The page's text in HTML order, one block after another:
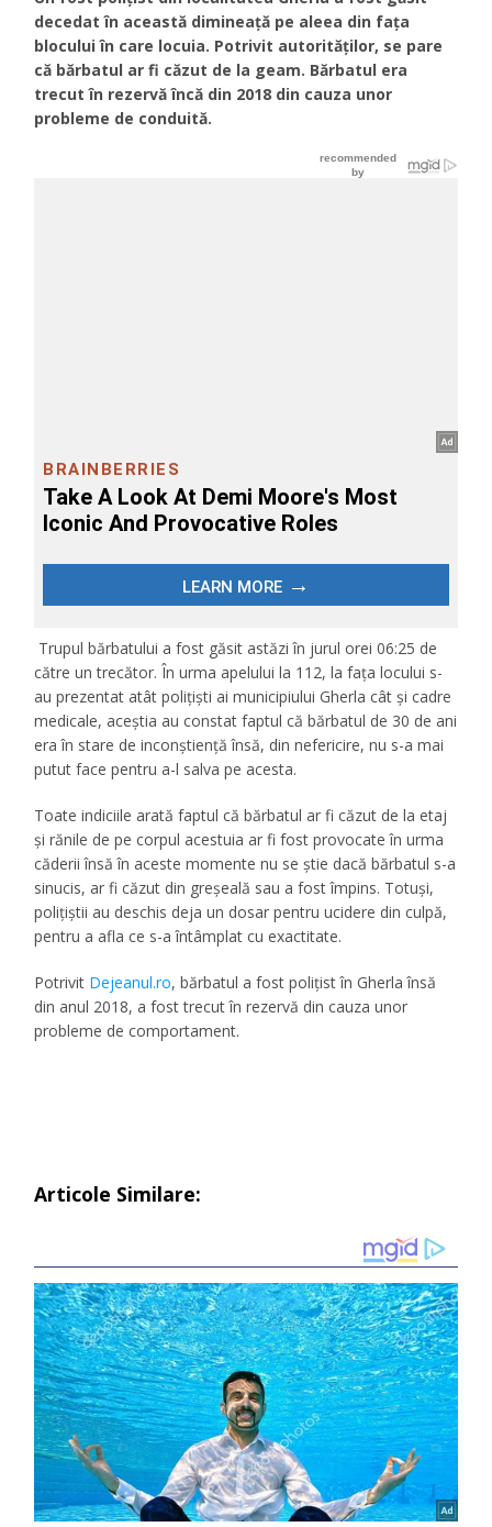
decedat în această dimineață pe aleea din fața
blocului în care locuia. Potrivit autorităților, se pare
că bărbatul ar fi căzut de la geam. Bărbatul era
trecut în rezervă încă din 2018 din cauza unor
probleme de conduită.
Trupul bărbatului a fost găsit astăzi în jurul orei 06:25 de
către un trecător. În urma apelului la 112, la fața locului s-
au prezentat atât polițiști ai municipiului Gherla cât și cadre
medicale, aceștia au constat faptul că bărbatul de 30 de ani
era în stare de inconștiență însă, din nefericire, nu s-a mai
putut face pentru a-l salva pe acesta.
Toate indiciile arată faptul că bărbatul ar fi căzut de la etaj
și rănile de pe corpul acestuia ar fi fost provocate în urma
căderii însă în aceste momente nu se știe dacă bărbatul s-a
sinucis, ar fi căzut din greșeală sau a fost împins. Totuși,
polițiștii au deschis deja un dosar pentru ucidere din culpă,
pentru a afla ce s-a întâmplat cu exactitate.
Potrivit Dejeanul.ro, bărbatul a fost polițist în Gherla însă
din anul 2018, a fost trecut în rezervă din cauza unor
probleme de comportament.
Articole Similare: